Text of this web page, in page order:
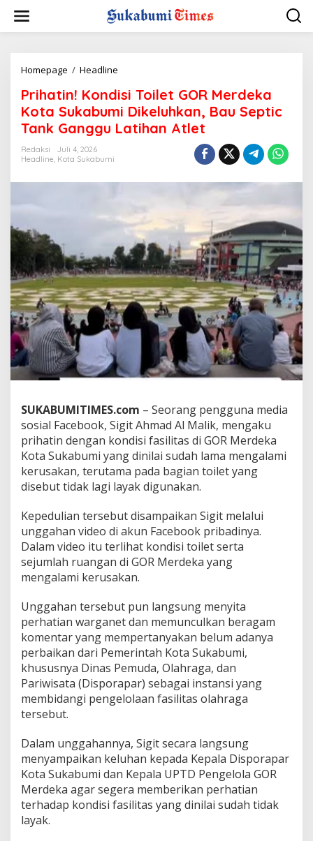
w
Homepage / Headline
i
h
a
t
K
d
s
T
i
l
e
t
O
R
r
d
e
k
a
K
o
S
u
k
a
b
u
i
D
i
k
e
l
u
h
,
B
a
u
e
Prihatin! Kondisi Toilet GOR Merdeka
Kota Sukabumi Dikeluhkan, Bau Septic
Tank Ganggu Latihan Atlet
Redaksi
Juli 4, 2026
Headline, Kota Sukabumi
SUKABUMITIMES.com – Seorang pengguna media
sosial Facebook, Sigit Ahmad Al Malik, mengaku
prihatin dengan kondisi fasilitas di GOR Merdeka
Kota Sukabumi yang dinilai sudah lama mengalami
kerusakan, terutama pada bagian toilet yang
disebut tidak lagi layak digunakan.
Kepedulian tersebut disampaikan Sigit melalui
unggahan video di akun Facebook pribadinya.
Dalam video itu terlihat kondisi toilet serta
sejumlah ruangan di GOR Merdeka yang
mengalami kerusakan.
Unggahan tersebut pun langsung menyita
perhatian warganet dan memunculkan beragam
komentar yang mempertanyakan belum adanya
perbaikan dari Pemerintah Kota Sukabumi,
khususnya Dinas Pemuda, Olahraga, dan
Pariwisata (Disporapar) sebagai instansi yang
membidangi pengelolaan fasilitas olahraga
tersebut.
Dalam unggahannya, Sigit secara langsung
menyampaikan keluhan kepada Kepala Disporapar
Kota Sukabumi dan Kepala UPTD Pengelola GOR
Merdeka agar segera memberikan perhatian
terhadap kondisi fasilitas yang dinilai sudah tidak
layak.